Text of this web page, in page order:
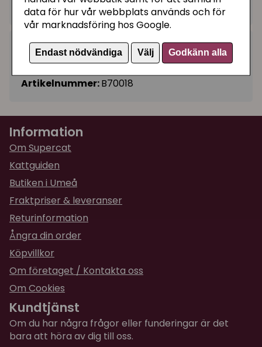
data för hur vår webbplats används och för
vår marknadsföring hos Google.
Endast nödvändiga Välj Godkänn alla
I lager, leveranstid 1-3 vardagar
Kategorier:
Semi-mjuka kattgodisar
Artikelnummer:B70018
Information
Om Supercat
Kattguiden
Butiken i Umeå
Fraktpriser & leveranser
Returinformation
Ångra din order
Köpvillkor
Om företaget / Kontakta oss
Om Cookies
Kundtjänst
Om du har några frågor eller funderingar är det
bara att höra av dig till oss.